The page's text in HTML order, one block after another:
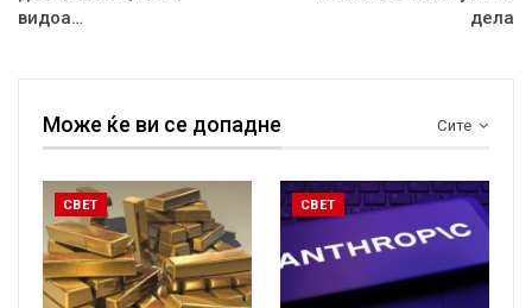
видоа…
дела
Сите
Може ќе ви се допадне
СВЕТ СВЕТ